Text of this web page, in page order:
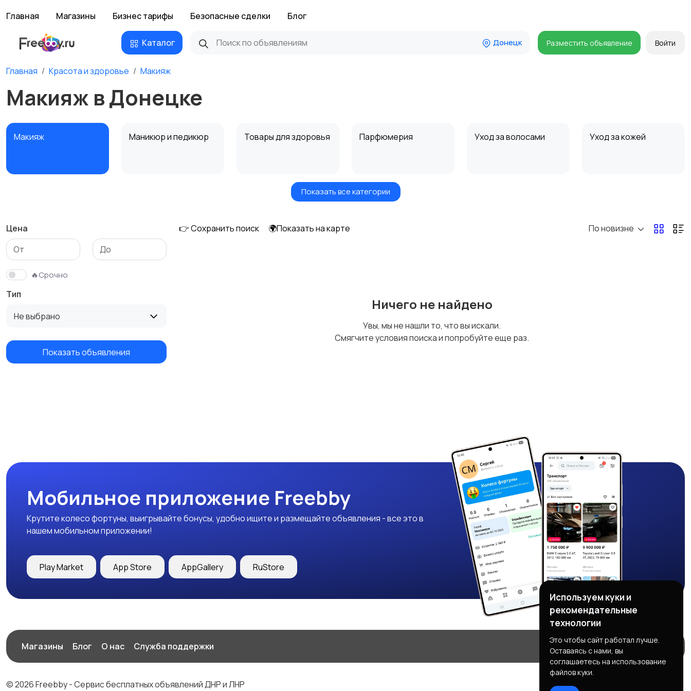
Главная Магазины Бизнес тарифы Безопасные сделки Блог
Каталог Донецк Разместить объявление Войти
Главная Красота и здоровье Макияж
Макияж в Донецке
Макияж Маникюр и педикюр Товары для здоровья Парфюмерия Уход за волосами Уход за кожей
Средства для
Другое
Показать все категории
Цена
🔥Срочно
Тип
Не выбрано
Показать объявления
👉 Сохранить поиск 🌍Показать на карте По новизне
Ничего не найдено
Увы, мы не нашли то, что вы искали.
Смягчите условия поиска и попробуйте еще раз.
Мобильное приложение Freebby
Крутите колесо фортуны, выигрывайте бонусы, удобно ищите и размещайте объявления - все это в
нашем мобильном приложении!
Play Market App Store AppGallery RuStore
Магазины Блог О нас Служба поддержки
© 2026 Freebby - Сервис бесплатных объявлений ДНР и ЛНР
Используем куки и
рекомендательные
технологии
Это чтобы сайт работал лучше.
Оставаясь с нами, вы
соглашаетесь на использование
файлов куки.